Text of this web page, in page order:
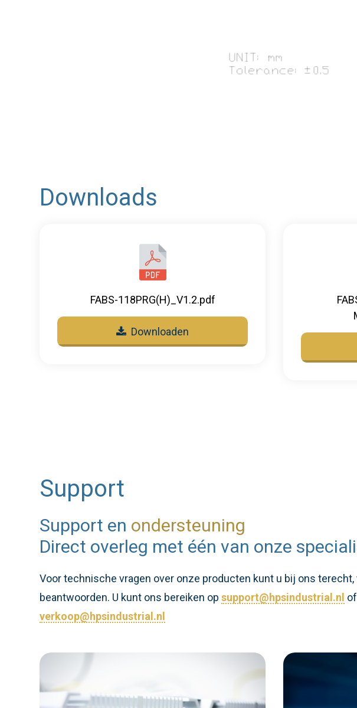
Downloads
FABS-118PRG(H)_V1.2.pdf
Downloaden
Support
Support en ondersteuning
Direct overleg met één van onze
Voor technische vragen over onze producten kunt u bij ons
beantwoorden. U kunt ons bereiken op support@hpsindustrial.nl
verkoop@hpsindustrial.nl